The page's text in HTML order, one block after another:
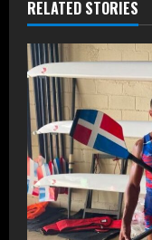
RELATED STORIES